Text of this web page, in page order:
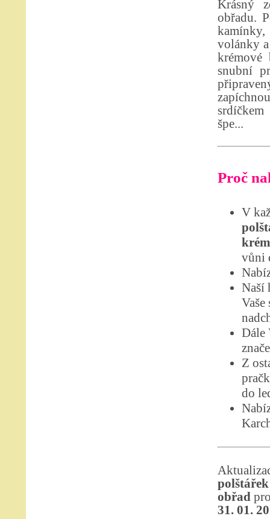
Krásný
obřadu.
kamínky,
volánky
krémové
snubní
špe...
Proč
V
vůni
Naší
Dále
Z
do
obřad
31. 01.